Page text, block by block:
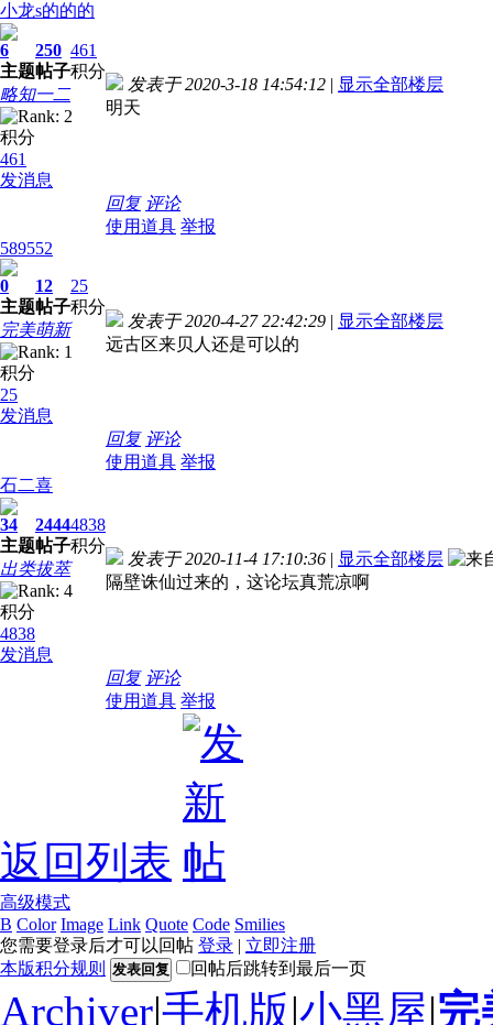
小龙s的的的
6
主题
250
帖子
461
积分
略知一二
积分
461
发消息
发表于 2020-3-18 14:54:12 | 显示全部楼层
明天
回复 评论
使用道具 举报
589552
0
主题
12
帖子
25
积分
完美萌新
积分
25
发消息
发表于 2020-4-27 22:42:29 | 显示全部楼层
远古区来贝人还是可以的
回复 评论
使用道具 举报
石二喜
34
主题
2444
帖子
4838
积分
出类拔萃
积分
4838
发消息
发表于 2020-11-4 17:10:36 | 显示全部楼层
隔壁诛仙过来的，这论坛真荒凉啊
回复 评论
使用道具 举报
返回列表
高级模式
B Color Image Link Quote Code Smilies
您需要登录后才可以回帖 登录 | 立即注册
本版积分规则
发表回复 回帖后跳转到最后一页
Archiver|手机版|小黑屋|完